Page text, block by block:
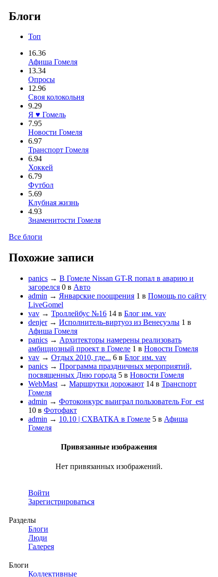
Блоги
Топ
16.36
Афиша Гомеля
13.34
Опросы
12.96
Своя колокольня
9.29
Я ♥ Гомель
7.95
Новости Гомеля
6.97
Транспорт Гомеля
6.94
Хоккей
6.79
Футбол
5.69
Клубная жизнь
4.93
Знаменитости Гомеля
Все блоги
Похожие записи
panics → В Гомеле Nissan GT-R попал в аварию и
загорелся 0 в Авто
admin → Январские поощрения 1 в Помощь по сайту
LiveGomel
vav → Троллейбус №16 14 в Блог им. vav
denjer→ Исполнитель-виртуоз из Венесуэлы 1 в
Афиша Гомеля
panics → Архитекторы намерены реализовать
амбициозный проект в Гомеле 1 в Новости Гомеля
vav → Отдых 2010, где... 6 в Блог им. vav
panics → Программа праздничных мероприятий,
посвященных Дню города 5 в Новости Гомеля
WebMast → Маршрутки дорожают 14 в Транспорт
Гомеля
admin → Фотоконкурс выиграл пользователь For_est
10 в Фотофакт
admin → 10.10 | СХВАТКА в Гомеле 5 в Афиша
Гомеля
Привязанные изображения
Нет привязанных изображений.
Войти
Зарегистрироваться
Разделы
Блоги
Люди
Галерея
Блоги
Коллективные